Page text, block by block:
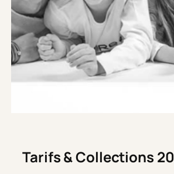
Tarifs & Collections